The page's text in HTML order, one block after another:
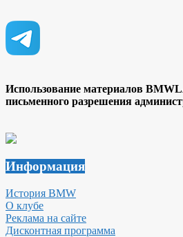
Использование материалов
письменного разрешения
Информация
История BMW
О клубе
Реклама на сайте
Дисконтная программа